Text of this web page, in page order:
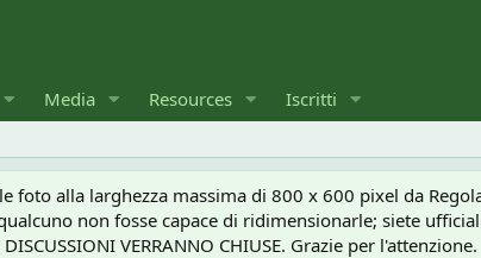
Media Resources Iscritti
foto alla larghezza massima di 800 x 600 pixel da
non fosse capace di ridimensionarle; siete
VERRANNO CHIUSE. Grazie per l'attenzione.